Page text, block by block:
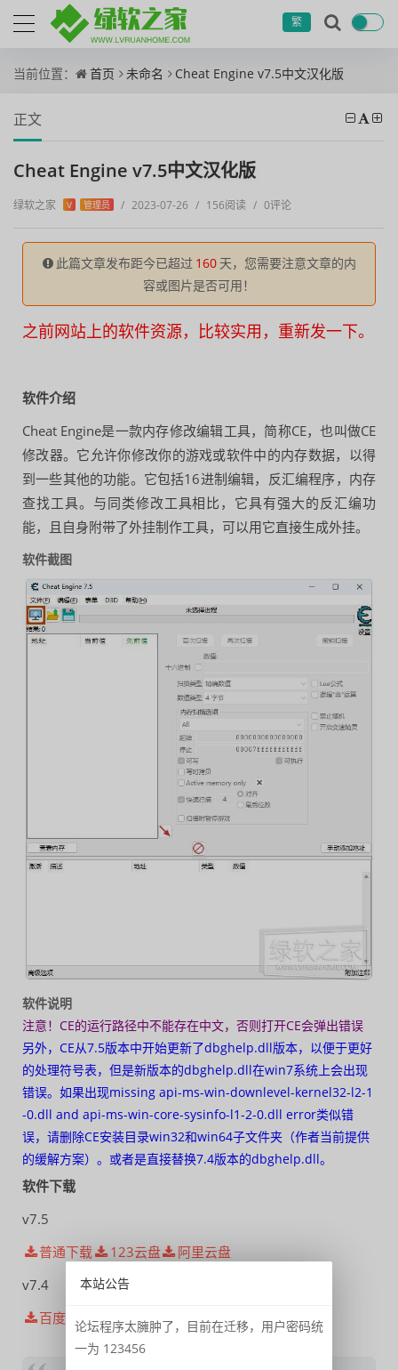
繁
当前位置： 首页 未命名 Cheat Engine v7.5中文汉化版
正文
Cheat Engine v7.5中文汉化版
绿软之家 V 管理员 / 2023-07-26 / 156阅读 / 0评论
此篇文章发布距今已超过 160 天，您需要注意文章的内
容或图片是否可用！
之前网站上的软件资源，比较实用，重新发一下。
软件介绍
Cheat Engine是一款内存修改编辑工具，简称CE，也叫做CE
修改器。它允许你修改你的游戏或软件中的内存数据，以得
到一些其他的功能。它包括16进制编辑，反汇编程序，内存
查找工具。与同类修改工具相比，它具有强大的反汇编功
能，且自身附带了外挂制作工具，可以用它直接生成外挂。
软件截图
软件说明
注意！CE的运行路径中不能存在中文，否则打开CE会弹出错误
另外，CE从7.5版本中开始更新了dbghelp.dll版本，以便于更好
的处理符号表，但是新版本的dbghelp.dll在win7系统上会出现
错误。如果出现missing api-ms-win-downlevel-kernel32-l2-1
-0.dll and api-ms-win-core-sysinfo-l1-2-0.dll error类似错
误，请删除CE安装目录win32和win64子文件夹（作者当前提供
的缓解方案）。或者是直接替换7.4版本的dbghelp.dll。
软件下载
v7.5
普通下载
123云盘
阿里云盘
v7.4
百度网盘（提取码：tea9）
本站公告
论坛程序太臃肿了，目前在迁移，用户密码统
一为 123456